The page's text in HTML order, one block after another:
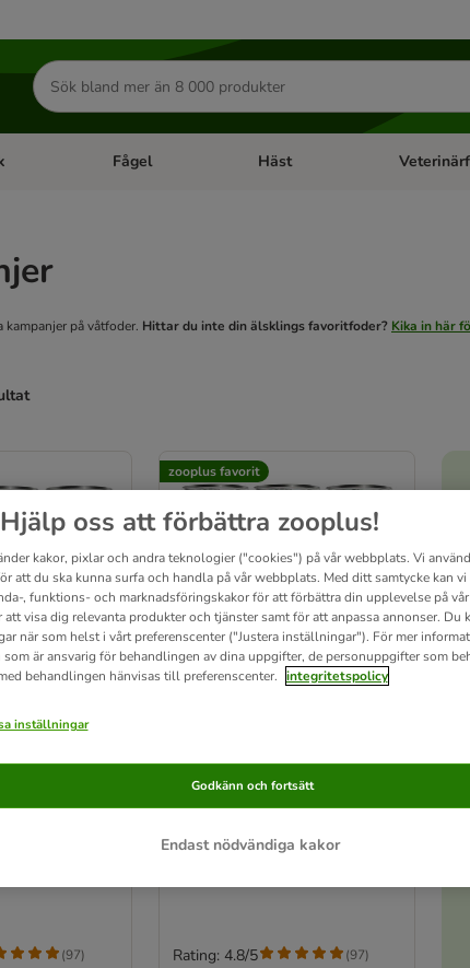
Sök
efter
produkter
category menu: SmådjurOpen category menu: Fisk
Fågel Open category menu: Fågel
Häst Open
kampanjer på våtfoder. Hittar du inte din älsklings favoritfoder? Kika in här
of
Adult
&
& Lamb)
(97)
zooplus favorit
Blandpack: Wolf of
Wilderness våtfoder
6 x 400 g burk: Red Meat Adult
(Pork, Salmon & Tuna, Pork, Beef
& Rabbit, Pork, Trout & Turkey)
Rating: 4.8/5 (97)
Hjälp oss att förbättra zooplus!
kakor, pixlar och andra teknologier ("cookies") på vår webbplats. Vi
att du ska kunna surfa och handla på vår webbplats. Med ditt samtycke kan vi
, funktions- och marknadsföringskakor för att förbättra din upplevelse på
att visa dig relevanta produkter och tjänster samt för att anpassa annonser. Du
när som helst i vårt preferenscenter ("Justera inställningar"). För mer
som är ansvarig för behandlingen av dina uppgifter, de personuppgifter som
behandlingen hänvisas till preferenscenter. integritetspolicy
inställningar
Endast nödvändiga kakor
Godkänn och fortsätt